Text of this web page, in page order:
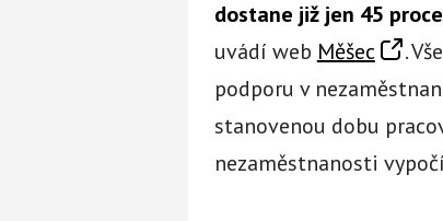
dostane již jen 45
uvádí web Měšec
.
podporu v
stanovenou dobu
nezaměstnanosti